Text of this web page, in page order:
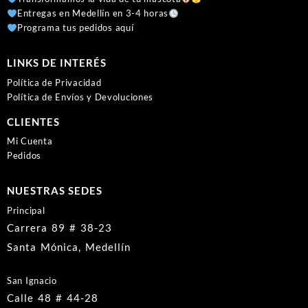
Entregas en Medellín en 3-4 horas
Programa tus pedidos aquí
LINKS DE INTERÉS
Política de Privacidad
Política de Envíos y Devoluciones
CLIENTES
Mi Cuenta
Pedidos
NUESTRAS SEDES
Principal
Carrera 89 # 38-23
Santa Mónica, Medellín
San Ignacio
Calle 48 # 44-28